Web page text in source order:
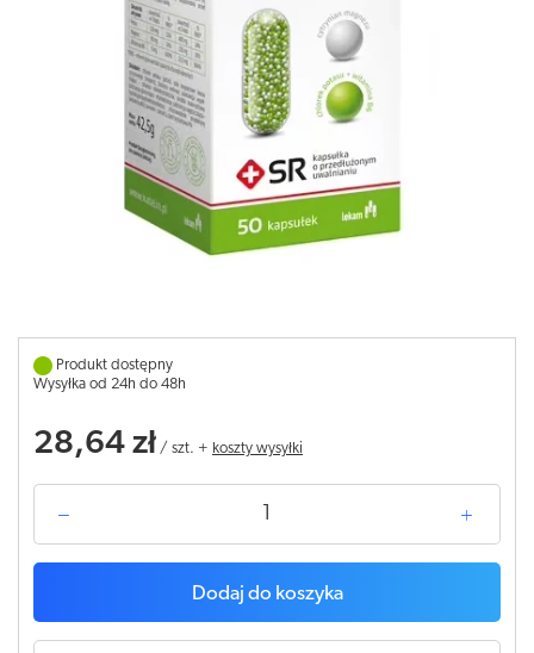
Produkt dostępny
Wysyłka od 24h do 48h
28,64 zł / szt. + koszty wysyłki
Dodaj do koszyka